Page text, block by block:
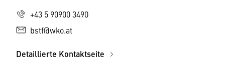
+43 5 90900 3490
bstf@wko.at
Detaillierte Kontaktseite